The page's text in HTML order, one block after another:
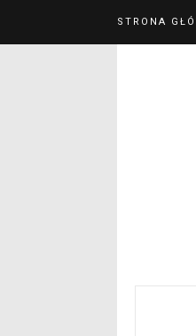
STRONA